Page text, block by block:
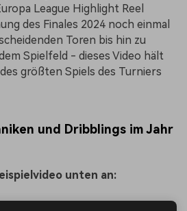
League Highlight Reel
des Finales 2024 noch einmal
Toren bis hin zu
Spielfeld - dieses Video hält
größten Spiels des Turniers
und Dribblings im Jahr
unten an: